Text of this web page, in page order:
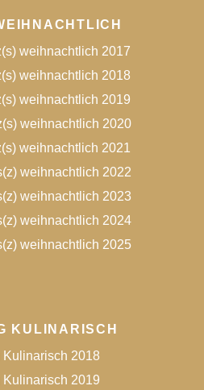
weihnachtlich 2017
weihnachtlich 2018
weihnachtlich 2019
weihnachtlich 2020
weihnachtlich 2021
weihnachtlich 2022
weihnachtlich 2023
weihnachtlich 2024
weihnachtlich 2025
KULINARISCH
Kulinarisch 2018
Kulinarisch 2019